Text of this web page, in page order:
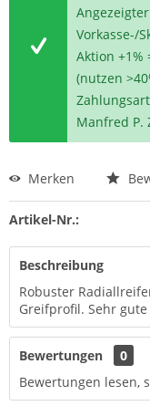
Vorkasse-/
Aktion +1%
(nutzen
Manfred P.
Merken
Artikel-Nr.:
Beschreibung
Robuster
Greifprofil. Sehr
Bewertungen
0
Bewertungen lesen,